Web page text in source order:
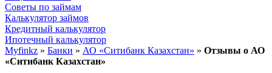
Советы по займам
Калькулятор займов
Кредитный калькулятор
Ипотечный калькулятор
Myfinkz » Банки » АО «Ситибанк Казахстан» » Отзывы о АО
«Ситибанк Казахстан»